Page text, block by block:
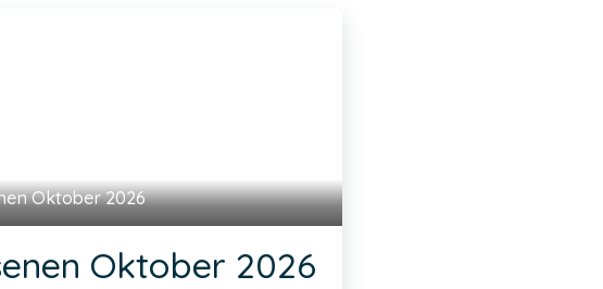
Oktober 2026
Oktober 2026